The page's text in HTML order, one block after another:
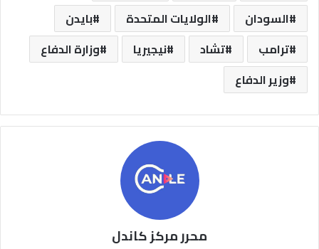
السودان
الولايات المتحدة
بايدن
ترامب
تشاد نيجيريا
وزارة الدفاع
وزير الدفاع
محرر مركز كاندل